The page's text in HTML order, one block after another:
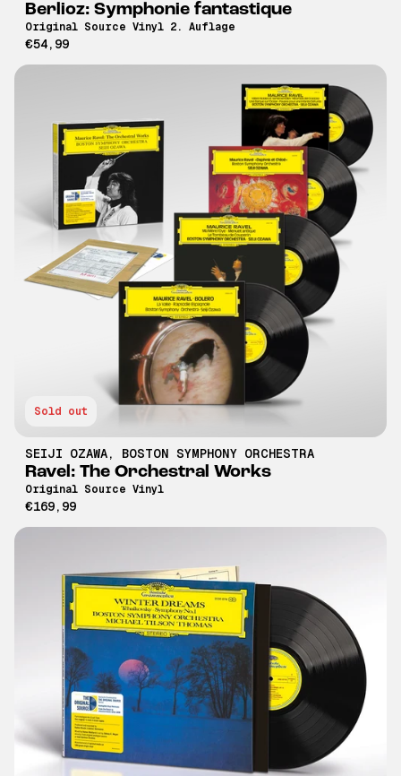
Berlioz: Symphonie fantastique
Original Source Vinyl 2. Auflage
€54,99
Sold out
SEIJI OZAWA, BOSTON SYMPHONY ORCHESTRA
Ravel: The Orchestral Works
Original Source Vinyl
€169,99